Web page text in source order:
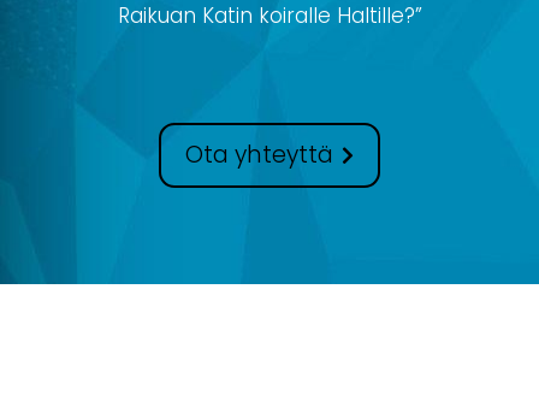
Raikuan Katin koiralle Haltille?”
Ota yhteyttä